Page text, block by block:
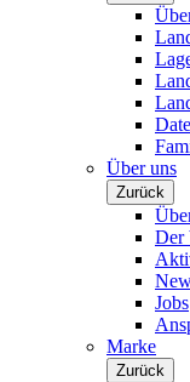
Über uns
Zurück
Der
Jobs
Marke
Zurück